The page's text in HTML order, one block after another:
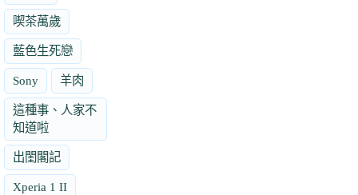
喫茶萬歲
藍色生死戀
Sony 羊肉
這種事、人家不
知道啦
出閨閣記
Xperia 1 II